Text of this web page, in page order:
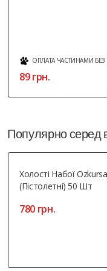
ОПЛАТА ЧАСТИНАМИ БЕЗ
89 грн.
Популярно серед
Холості Набої
(пістолетні) 50 Шт
780 грн.